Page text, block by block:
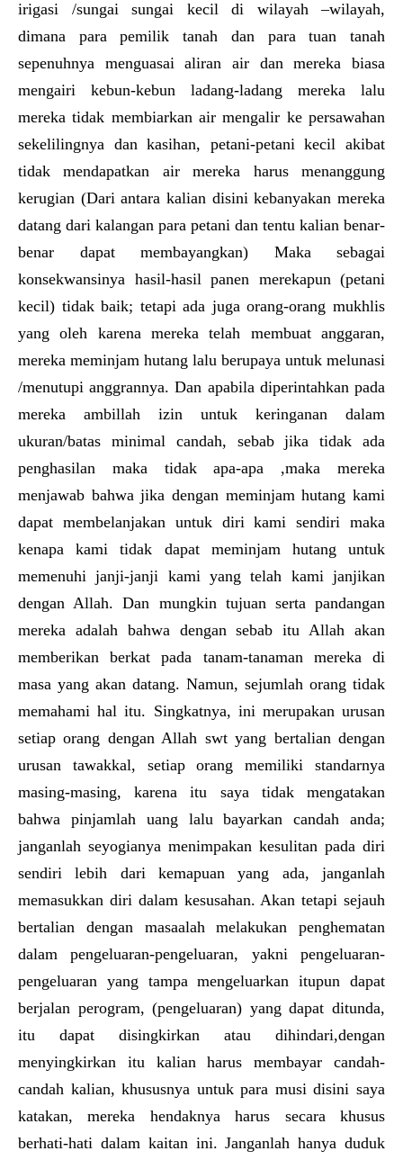
irigasi /sungai sungai kecil di wilayah –wilayah,
dimana para pemilik tanah dan para tuan tanah
sepenuhnya menguasai aliran air dan mereka biasa
mengairi kebun-kebun ladang-ladang mereka lalu
mereka tidak membiarkan air mengalir ke persawahan
sekelilingnya dan kasihan, petani-petani kecil akibat
tidak mendapatkan air mereka harus menanggung
kerugian (Dari antara kalian disini kebanyakan mereka
datang dari kalangan para petani dan tentu kalian benar-
benar dapat membayangkan) Maka sebagai
konsekwansinya hasil-hasil panen merekapun (petani
kecil) tidak baik; tetapi ada juga orang-orang mukhlis
yang oleh karena mereka telah membuat anggaran,
mereka meminjam hutang lalu berupaya untuk melunasi
/menutupi anggrannya. Dan apabila diperintahkan pada
mereka ambillah izin untuk keringanan dalam
ukuran/batas minimal candah, sebab jika tidak ada
penghasilan maka tidak apa-apa ,maka mereka
menjawab bahwa jika dengan meminjam hutang kami
dapat membelanjakan untuk diri kami sendiri maka
kenapa kami tidak dapat meminjam hutang untuk
memenuhi janji-janji kami yang telah kami janjikan
dengan Allah. Dan mungkin tujuan serta pandangan
mereka adalah bahwa dengan sebab itu Allah akan
memberikan berkat pada tanam-tanaman mereka di
masa yang akan datang. Namun, sejumlah orang tidak
memahami hal itu. Singkatnya, ini merupakan urusan
setiap orang dengan Allah swt yang bertalian dengan
urusan tawakkal, setiap orang memiliki standarnya
masing-masing, karena itu saya tidak mengatakan
bahwa pinjamlah uang lalu bayarkan candah anda;
janganlah seyogianya menimpakan kesulitan pada diri
sendiri lebih dari kemapuan yang ada, janganlah
memasukkan diri dalam kesusahan. Akan tetapi sejauh
bertalian dengan masaalah melakukan penghematan
dalam pengeluaran-pengeluaran, yakni pengeluaran-
pengeluaran yang tampa mengeluarkan itupun dapat
berjalan perogram, (pengeluaran) yang dapat ditunda,
itu dapat disingkirkan atau dihindari,dengan
menyingkirkan itu kalian harus membayar candah-
candah kalian, khususnya untuk para musi disini saya
katakan, mereka hendaknya harus secara khusus
berhati-hati dalam kaitan ini. Janganlah hanya duduk